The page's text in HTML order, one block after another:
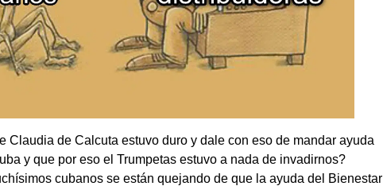
Claudia de Calcuta estuvo duro y dale con eso de mandar ayuda
y que por eso el Trumpetas estuvo a nada de invadirnos?
cubanos se están quejando de que la ayuda del Bienestar